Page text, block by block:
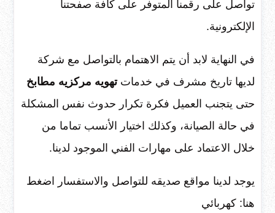
تواصل على رقمنا المتوفر على كافة صفحتنا
الإلكترونية.
في النهاية لابد أن يتم الاهتمام بالتواصل مع شركة
لديها تاريخ مشرف في خدماتتهويه مركزيه مطابخ
حتى يتجنب العميل فكرة تكرار حدوث نفس المشكلة
في حالة الصيانة، وكذلك اختيار الأنسب تماما من
خلال الاعتماد على مهارات الفني الموجود لدينا.
يوجد لدينا مواقع صديقه للتواصل والاستفسار اضغط
هنا: كهربائي